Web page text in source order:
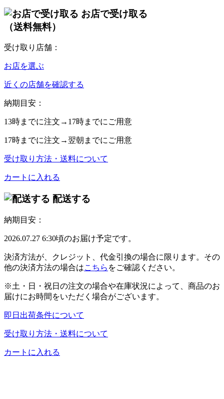
お店で受け取る
（送料無料）
受け取り店舗：
お店を選ぶ
近くの店舗を確認する
納期目安：
13時までに注文→ 17時までにご用意
17時までに注文→ 翌朝 までにご用意
受け取り方法・送料について
カートに入れる
配送する
納期目安：
2026.07.27 6:30頃のお届け予定です。
決済方法が、クレジット、代金引換の場合に限ります。その
他の決済方法の場合はこちら をご確認ください。
※土・日・祝日の注文の場合や在庫状況によって、商品のお
届けにお時間をいただく場合がございます。
即日出荷条件について
受け取り方法・送料について
カートに入れる